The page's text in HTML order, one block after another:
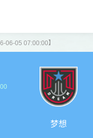
06-05 07:00:00】
梦想